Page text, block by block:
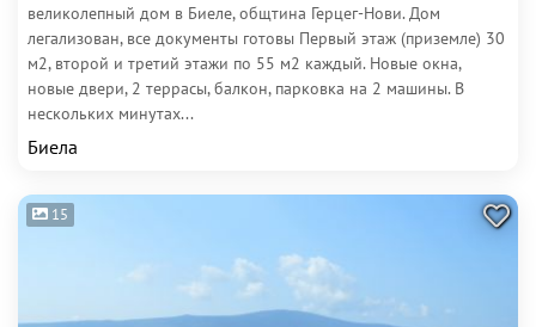
великолепный дом в Биеле, общтина Герцег-Нови. Дом
легализован, все документы готовы Первый этаж (приземле) 30
м2, второй и третий этажи по 55 м2 каждый. Новые окна,
новые двери, 2 террасы, балкон, парковка на 2 машины. В
нескольких минутах...
Биела
15